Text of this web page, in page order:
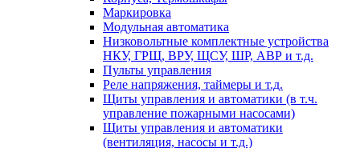
Маркировка
Модульная автоматика
Низковольтные комплектные устройства
НКУ, ГРЩ, ВРУ, ЩСУ, ШР, АВР и т.д.
Пульты управления
Реле напряжения, таймеры и т.д.
Щиты управления и автоматики (в т.ч.
управление пожарными насосами)
Щиты управления и автоматики
(вентиляция, насосы и т.д.)